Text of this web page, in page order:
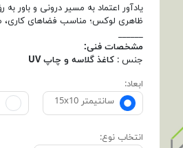
یادآور اعتماد به مسیر درونی و باور
ظاهری لوکس؛ مناسب فضاهای کاری،
______
مشخصات فنی:
جنس : کاغذ گلاسه و چاپ UV
ابعاد:
15x10 سانتیمتر
انتخاب نوع: